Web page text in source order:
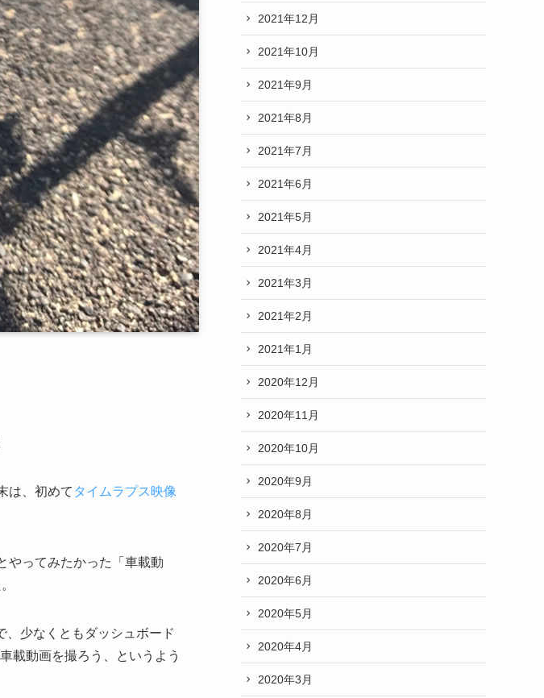
は、初めて タイムラプス映像
やってみたかった「車載動
、少なくともダッシュボード
載動画を撮ろう、というよう
2021年12月
2021年10月
2021年9月
2021年8月
2021年7月
2021年6月
2021年5月
2021年4月
2021年3月
2021年2月
2021年1月
2020年12月
2020年11月
2020年10月
2020年9月
2020年8月
2020年7月
2020年6月
2020年5月
2020年4月
2020年3月